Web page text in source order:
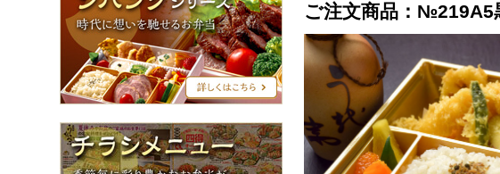
ご注文商品：№219A5
ン
グ
ー
ズ
チ
ラ
シ